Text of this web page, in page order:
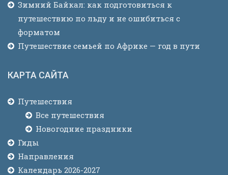
Зимний Байкал: как подготовиться к
путешествию по льду и не ошибиться с
форматом
Путешествие семьей по Африке — год в пути
КАРТА САЙТА
Путешествия
Все путешествия
Новогодние праздники
Гиды
Направления
Календарь 2026-2027